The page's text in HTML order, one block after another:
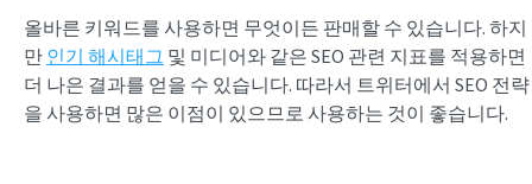
올바른 키워드를 사용하면 무엇이든 판매할 수 있습니다. 하지
만 인기 해시태그 및 미디어와 같은 SEO 관련 지표를 적용하면
더 나은 결과를 얻을 수 있습니다. 따라서 트위터에서 SEO 전략
을 사용하면 많은 이점이 있으므로 사용하는 것이 좋습니다.